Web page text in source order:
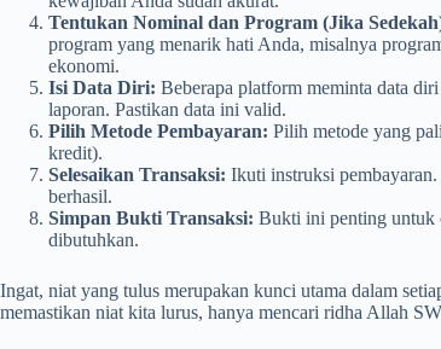
Tentukan Nominal dan Program (Jika
program yang menarik hati Anda, misalnya
ekonomi.
Isi Data Diri: Beberapa platform meminta data
laporan. Pastikan data ini valid.
Pilih Metode Pembayaran: Pilih metode yang
kredit).
Selesaikan Transaksi: Ikuti instruksi
berhasil.
Simpan Bukti Transaksi: Bukti ini penting untuk
dibutuhkan.
Ingat, niat yang tulus merupakan kunci utama dalam
memastikan niat kita lurus, hanya mencari ridha Allah